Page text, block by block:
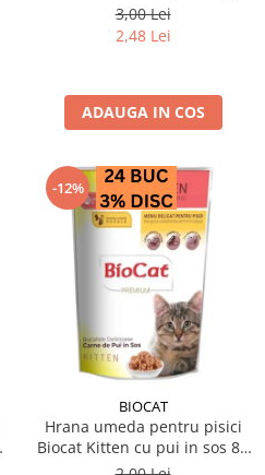
3,00 Lei
2,48 Lei
ADAUGA IN COS
-12%
BIOCAT
Hrana umeda pentru pisici
Biocat Kitten cu pui in sos 85
gr